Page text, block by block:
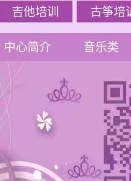
吉他培训 古筝培
中心简介 音乐类